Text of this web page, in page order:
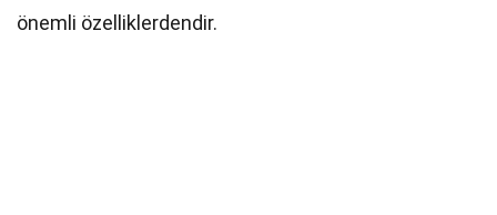
önemli özelliklerdendir.